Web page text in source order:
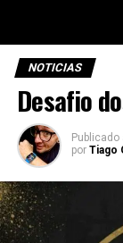
NOTICIAS
Desafio
Publicado
por Tiago